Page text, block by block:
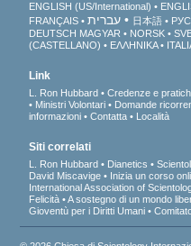
ENGLISH (US/International)
FRANÇAIS
עברית 日本語
DEUTSCH MAGYAR NORSK
(CASTELLANO)
ΕΛΛΗΝΙΚA
Link
L. Ron Hubbard Credenze e
Ministri Volontari
Domande
informazioni
Contatta Località
Siti correlati
L. Ron Hubbard Dianetics
David Miscavige
Inizia un corso
International Association of
Felicità
A sostegno di un mondo
Gioventù per i Diritti Umani